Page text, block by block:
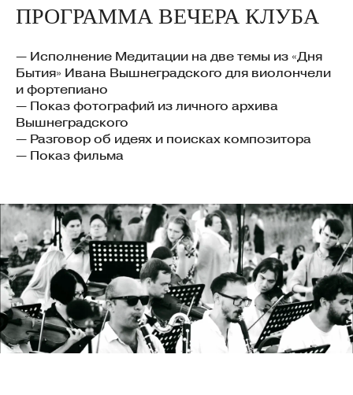
ПРОГРАММА ВЕЧЕРА КЛУБА
— Исполнение Медитации на две темы из «Дня
Бытия» Ивана Вышнеградского для виолончели
и фортепиано
— Показ фотографий из личного архива
Вышнеградского
— Разговор об идеях и поисках композитора
— Показ фильма